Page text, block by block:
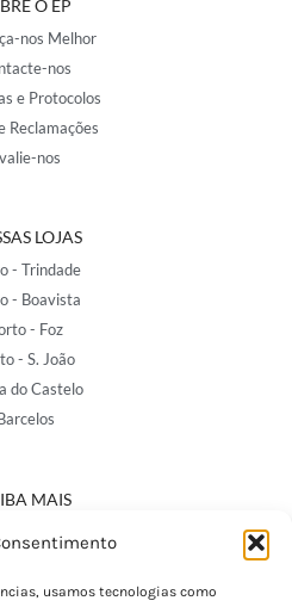
usamos tecnologias como
O EP
nos Melhor
nos
e Protocolos
Reclamações
nos
LOJAS
- Trindade
- Boavista
- Foz
- S. João
do Castelo
MAIS
de Privacidade
e Condições